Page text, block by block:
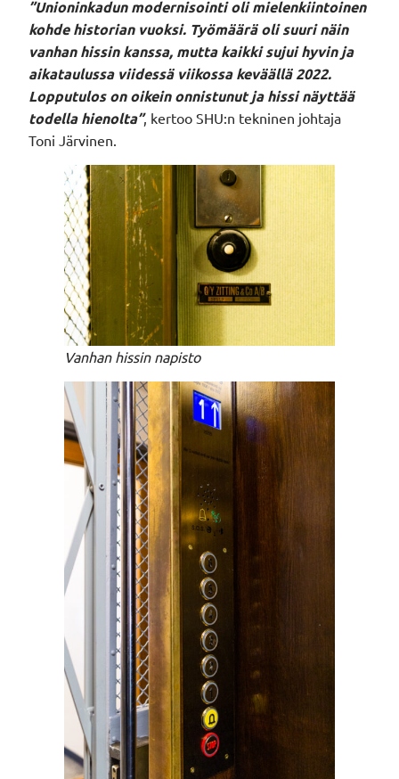
”Unioninkadun modernisointi oli mielenkiintoinen
kohde historian vuoksi. Työmäärä oli suuri näin
vanhan hissin kanssa, mutta kaikki sujui hyvin ja
aikataulussa viidessä viikossa keväällä 2022.
Lopputulos on oikein onnistunut ja hissi näyttää
todella hienolta”, kertoo SHU:n tekninen johtaja
Toni Järvinen.
Vanhan hissin napisto